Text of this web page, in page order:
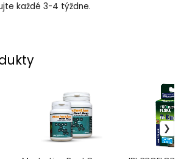
každé 3-4 týždne.